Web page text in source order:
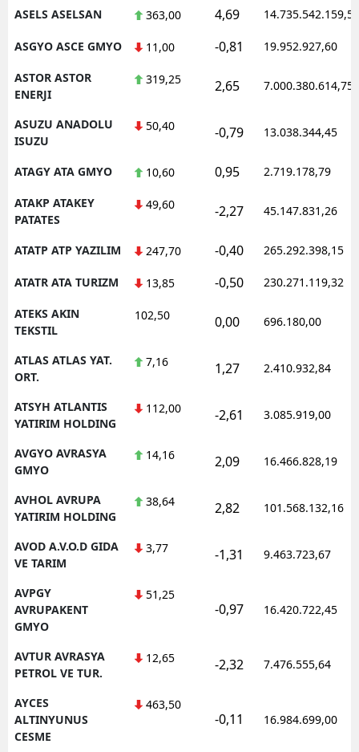
ASELS ASELSAN 363,00 4,69 14.735.542.159,50
ASGYO ASCE GMYO 11,00 -0,81 19.952.927,60
ASTOR ASTOR
ENERJI
319,25 2,65 7.000.380.614,75
ASUZU ANADOLU
ISUZU
50,40 -0,79 13.038.344,45
ATAGY ATA GMYO 10,60 0,95 2.719.178,79
ATAKP ATAKEY
PATATES
49,60 -2,27 45.147.831,26
ATATP ATP YAZILIM 247,70 -0,40 265.292.398,15
ATATR ATA TURIZM 13,85 -0,50 230.271.119,32
ATEKS AKIN
TEKSTIL
102,50 0,00 696.180,00
ATLAS ATLAS YAT.
ORT.
7,16 1,27 2.410.932,84
ATSYH ATLANTIS
YATIRIM HOLDING
112,00 -2,61 3.085.919,00
AVGYO AVRASYA
GMYO
14,16 2,09 16.466.828,19
AVHOL AVRUPA
YATIRIM HOLDING
38,64 2,82 101.568.132,16
AVOD A.V.O.D GIDA
VE TARIM
3,77 -1,31 9.463.723,67
AVPGY
AVRUPAKENT
GMYO
51,25
-0,97 16.420.722,45
AVTUR AVRASYA
PETROL VE TUR.
12,65 -2,32 7.476.555,64
AYCES
ALTINYUNUS
CESME
463,50
-0,11 16.984.699,00